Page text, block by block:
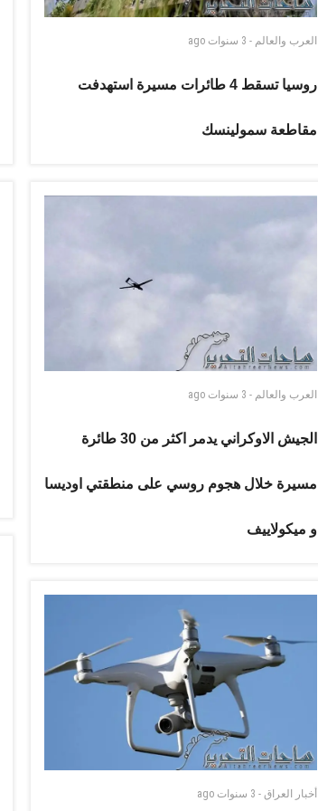
العرب والعالم - 3 سنوات ago
روسيا تسقط 4 طائرات مسيرة استهدفت
مقاطعة سمولينسك
العرب والعالم - 3 سنوات ago
الجيش الاوكراني يدمر اكثر من 30 طائرة
مسيرة خلال هجوم روسي على منطقتي اوديسا
و ميكولاييف
أخبار العراق- 3 سنوات ago